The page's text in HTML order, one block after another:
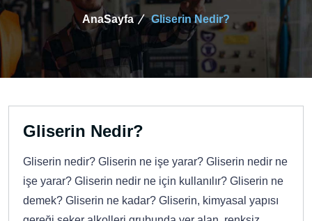
AnaSayfa Gliserin Nedir?
Gliserin Nedir?
Gliserin nedir? Gliserin ne işe yarar? Gliserin nedir ne
işe yarar? Gliserin nedir ne için kullanılır? Gliserin ne
demek? Gliserin ne kadar? Gliserin, kimyasal yapısı